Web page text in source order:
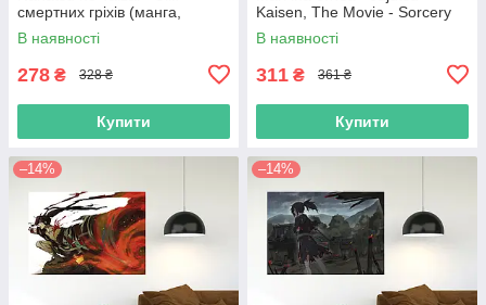
смертних гріхів (манга,
аніме)
В наявності
278 ₴ 328 ₴
Купити
Kaisen, The Movie - Sorcery
Fight - Оккоцу Юта - Ріка
Орімото 11
В наявності
311 ₴ 361 ₴
Купити
–14% –14%